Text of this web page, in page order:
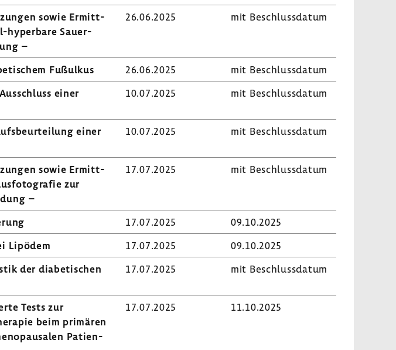
sowie Ermitt­
​hyperbare Sauer­
–
26.06.2025 mit Beschluss­datum
Fußulkus 26.06.2025
mit Beschluss­datum
einer
10.07.2025 mit Beschluss­datum
einer
10.07.2025 mit Beschluss­datum
sowie Ermitt­
zur
–
17.07.2025 mit Beschluss­datum
17.07.2025
09.10.2025
Lipödem
17.07.2025
09.10.2025
der diabe­ti­schen
17.07.2025 mit Beschluss­datum
Tests zur
beim primären
Pati­en­
17.07.2025 11.10.2025